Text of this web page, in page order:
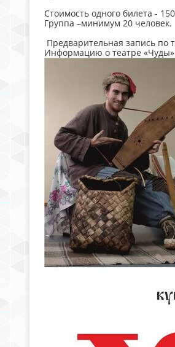
Стоимость одного билета -
Группа –минимум 20 человек.
Предварительная запись по
Информацию о театре